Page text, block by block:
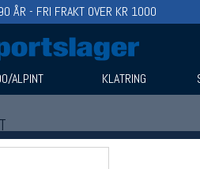
ÅR - FRI FRAKT OVER KR 1000
ALPINT KLATRING